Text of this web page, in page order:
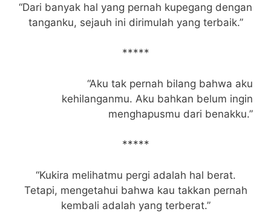
“Dari banyak hal yang pernah kupegang dengan
tanganku, sejauh ini dirimulah yang terbaik.”
*****
“Aku tak pernah bilang bahwa aku
kehilanganmu. Aku bahkan belum ingin
menghapusmu dari benakku.”
*****
“Kukira melihatmu pergi adalah hal berat.
Tetapi, mengetahui bahwa kau takkan pernah
kembali adalah yang terberat.”